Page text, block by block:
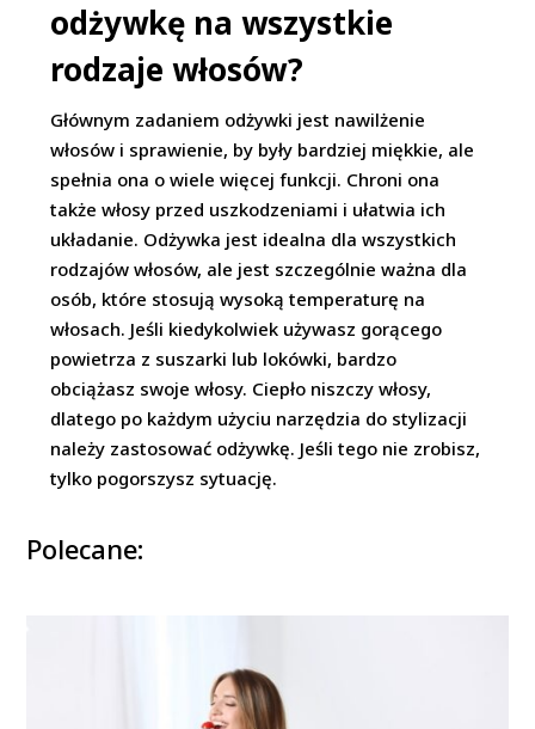
odżywkę na wszystkie
rodzaje włosów?
Głównym zadaniem odżywki jest nawilżenie
włosów i sprawienie, by były bardziej miękkie, ale
spełnia ona o wiele więcej funkcji. Chroni ona
także włosy przed uszkodzeniami i ułatwia ich
układanie. Odżywka jest idealna dla wszystkich
rodzajów włosów, ale jest szczególnie ważna dla
osób, które stosują wysoką temperaturę na
włosach. Jeśli kiedykolwiek używasz gorącego
powietrza z suszarki lub lokówki, bardzo
obciążasz swoje włosy. Ciepło niszczy włosy,
dlatego po każdym użyciu narzędzia do stylizacji
należy zastosować odżywkę. Jeśli tego nie zrobisz,
tylko pogorszysz sytuację.
Polecane: